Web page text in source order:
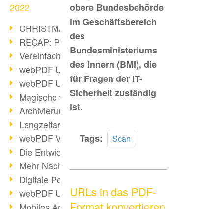
2022
CHRISTMAS 2022 loading
RECAP: PDF Days Europe 2022
Vereinfachung Personalprozesse
webPDF Update 8.0.0.2727
webPDF Update 9.0.0.2732
Magische webPDF Version 9
Archivierung: Aufbewahrungsfristen
Langzeitarchivierung mit PDF/A
webPDF Video - Behind the Scenes
Die Entwicklung von PDF/X
Mehr Nachhaltigkeit durch PDF
Digitale Post als PDF/A
webPDF Update 8.0.0.2531
obere Bundesbehörde
im Geschäftsbereich
des
Bundesministeriums
des Innern (BMI), die
für Fragen der IT-
Sicherheit zuständig
ist.
Tags: Scan
URLs in das PDF-